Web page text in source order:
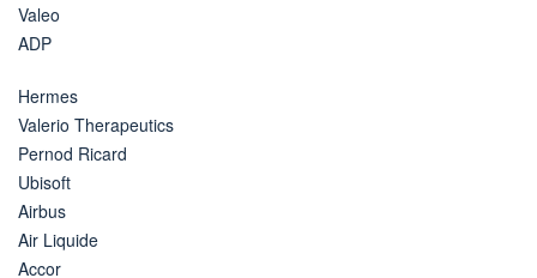
Valeo
ADP
Hermes
Valerio Therapeutics
Pernod Ricard
Ubisoft
Airbus
Air Liquide
Accor